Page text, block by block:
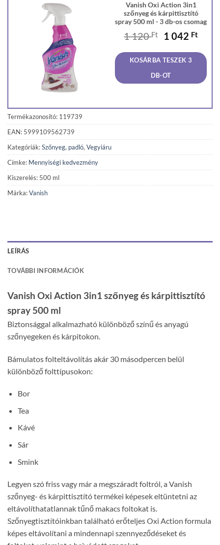
Vanish Oxi Action 3in1
szőnyeg és kárpittisztító
spray 500 ml - 3 db-os csomag
1 120Ft
Original
was:
1
120 Ft.
1 042 Ft
is:
042
KOSÁRBA TESZEK 3
DB-OT
Termékazonosító: 119739
EAN: 5999109562739
Kategóriák:Szőnyeg, padló, Vegyiáru
Címke: Mennyiségi kedvezmény
Kiszerelés: 500 ml
Márka:Vanish
LEÍRÁS
TOVÁBBI INFORMÁCIÓK
Vanish Oxi Action 3in1 szőnyeg és kárpittisztító
spray 500 ml
Biztonsággal alkalmazható különböző színű és anyagú
szőnyegeken és kárpitokon.
Bámulatos folteltávolítás akár 30 másodpercen belül
különböző folttípusokon:
Bor
Tea
Kávé
Sár
Smink
Legyen szó friss vagy már a megszáradt foltról, a Vanish
szőnyeg- és kárpittisztító termékei képesek eltüntetni az
eltávolíthatatlannak tűnő makacs foltokat is.
Szőnyegtisztítóinkban található erőteljes Oxi Action formula
képes eltávolítani a mindennapi szennyeződéseket és